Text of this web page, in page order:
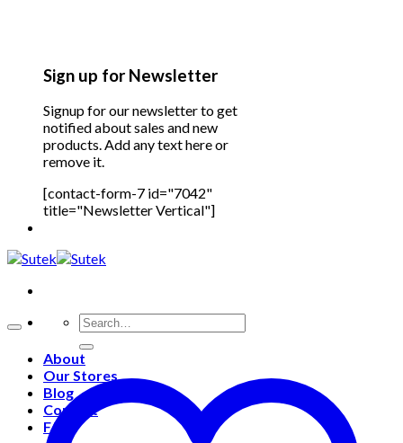
Sign up for Newsletter
Signup for our newsletter to get
notified about sales and new
products. Add any text here or
remove it.
[contact-form-7 id="7042"
title="Newsletter Vertical"]
About
Our Stores
Blog
Contact
FAQ